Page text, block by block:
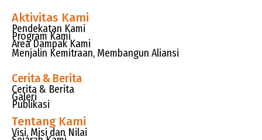
Aktivitas Kami
Pendekatan Kami
Program Kami
Area Dampak Kami
Menjalin Kemitraan, Membangun Aliansi
Cerita & Berita
Cerita & Berita
Galeri
Publikasi
Tentang Kami
Visi, Misi dan Nilai